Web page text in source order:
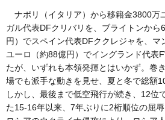
ナポリ（イタリア）から移籍金3800万
ガル代表DFクリバリを、ブライトンから
円）でスペイン代表DFククレジャを、
ユーロ（約88億円）でイングランド代表
たが、いずれも本領発揮とはいかず。巻
場でも派手な動きを見せ、夏と冬で総額
しかし、最後まで低空飛行が続き、12位
た15-16年以来、7年ぶりに2桁順位の屈辱